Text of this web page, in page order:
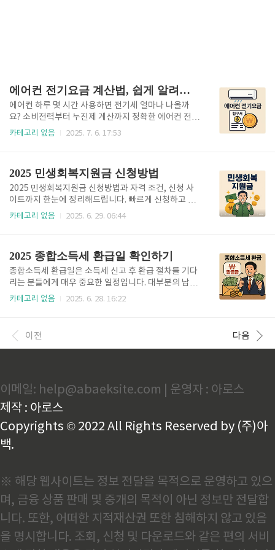
에어컨 전기요금 계산법, 쉽게 알려드림
에어컨 하루 몇 시간 사용하면 전기세 얼마나 나올까
요? 소비전력부터 누진제 계산까지 정확한 에어컨 전기
요금 계산법을 쉽게 알려드립니다. 지금 확인하세요! 에
사용할 수 있습니다.1. 전기요금 계산 3단계소비전력
확인: 제품 라벨 또는 설명서 확인사용량 계산: kW × 시
간 × 일수 = kWh누진제 단가 적용: 구간별 요율 적용2.
누진제 요율표구간사용량단가1단계0~200kWh약 12
0원2단계201~400kWh약 210원3단계401kWh 이상
카테고리 없음 2025. 7. 6. 17:53
2025 민생회복지원금 신청방법
2025 민생회복지원금 신청방법과 자격 조건, 신청 사
이트까지 한눈에 정리해드립니다. 빠르게 신청하고 싶
다면 아래 버튼을 눌러보세요. 💸 민생회복지원금 더 알
태로 지급되며, 다음과 같은 목적을 가지고 있습니다:국
민의 생계 부담 완화소상공인 매출 증대지역 내 소비 활
성화신청 일정 및 대상자 ✔ 신청기간: 2025년 7월 1일
(월) ~ 2025년 8월 30일(금)✔ 지원 대상:2024년 소득
하위 70% 이하 가구실업급여 수급자소상공인 / 자영
보험료 납부 금액으로 구분되며, 상세 기준은 신청 ..
카테고리 없음 2025. 6. 29. 06:44
2025 종합소득세 환급일 확인하기
종합소득세 환급일은 소득세 신고 후 환급 절차를 기다
리는 분들에게 매우 중요한 일정입니다. 대부분의 납세
자는 신고를 완료한 후 언제 내 통장에 환급금이 들어올
는 방법까지 자세히 안내해드립니다.✅ 신청 방법 온라
인 신청: 홈택스(www.hometax.go.kr)에 로그인 후
또는 주민센터에 방문해 종합소득세 신고서를 제출합
니다. 이 경우에도 환급 통장에 대한 정보를 정확히 기
재해야 하며, 담당 공무원에게 문의 시 기본적인 소요
기간을 안내받을 수 ..
카테고리 없음 2025. 6. 28. 16:22
이전 다음
이메일: help@abaeksite.com | 운영자 : 아로스
제작 : 아로스
Copyrights © 2022 All Rights Reserved by (주)아
백.
※ 해당 웹사이트는 정보 전달을 목적으로 운영하고 있으
며, 금융 상품 판매 및 중개의 목적이 아닌 정보만 전달합
니다. 또한, 어떠한 지적재산권 또한 침해하지 않고 있음
을 명시합니다. 조회, 신청 및 다운로드와 같은 편의 서비